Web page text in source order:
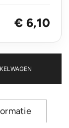
€ 6,10